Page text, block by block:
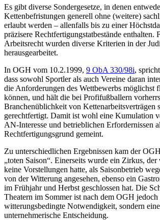
Es gibt diverse Sondergesetze, in denen
Kettenbefristungen generell ohne (weitere)
erlaubt werden – allenfalls bis zu einer
präzisere Rechtfertigungstatbestände enthalten.
Arbeitsrecht wurden diverse Kriterien in der
herausgearbeitet.
In OGH vom 10.2.1999, 9 ObA 330/98i,
dass sowohl Sportler als auch Vereine daran
die Anforderungen des Wettbewerbs möglichst
können, und hält die bei Profifußballern
Branchenüblichkeit von Kettenarbeitsverträgen
gerechtfertigt. Damit ist wohl eine Kumulation
AN-Interesse und betrieblichen Erfordernissen
Rechtfertigungsgrund gemeint.
Zu unterschiedlichen Ergebnissen kam der
„toten Saison“. Einerseits wurde ein Zirkus,
keine Vorstellungen hatte, als Saisonbetrieb
von der Witterung angesehen, ebenso ein
im Frühjahr und Herbst geschlossen hat. Die
Theatern im Sommerist nach dem OGH jedoch
witterungsbedingte Notwendigkeit, sondern
unternehmerische Entscheidung.